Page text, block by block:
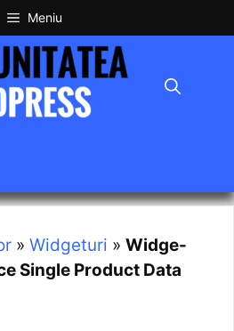
Meniu
» Widgeturi » Widge-
Single Product Data